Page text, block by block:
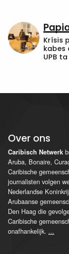
Krísis
kabes
UPB
Over ons
Caribisch Netwerk
Aruba, Bonaire,
Caribische
journalisten volgen
Nederlandse
Arubaanse
Den Haag die
Caribische
onafhankelijk. ...